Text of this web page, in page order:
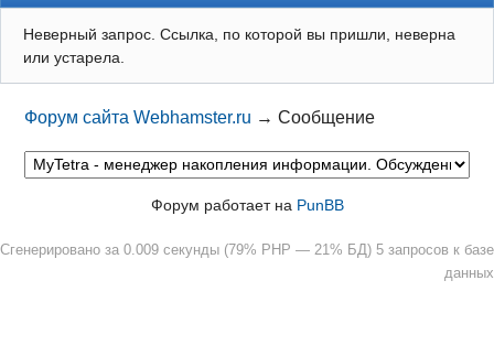
Webhamster.ru
Неверный запрос. Ссылка, по которой вы пришли, неверна
или устарела.
Форум сайта Webhamster.ru →Сообщение
Форум работает на PunBB
Сгенерировано за 0.009 секунды (79% PHP — 21% БД) 5 запросов к базе
данных